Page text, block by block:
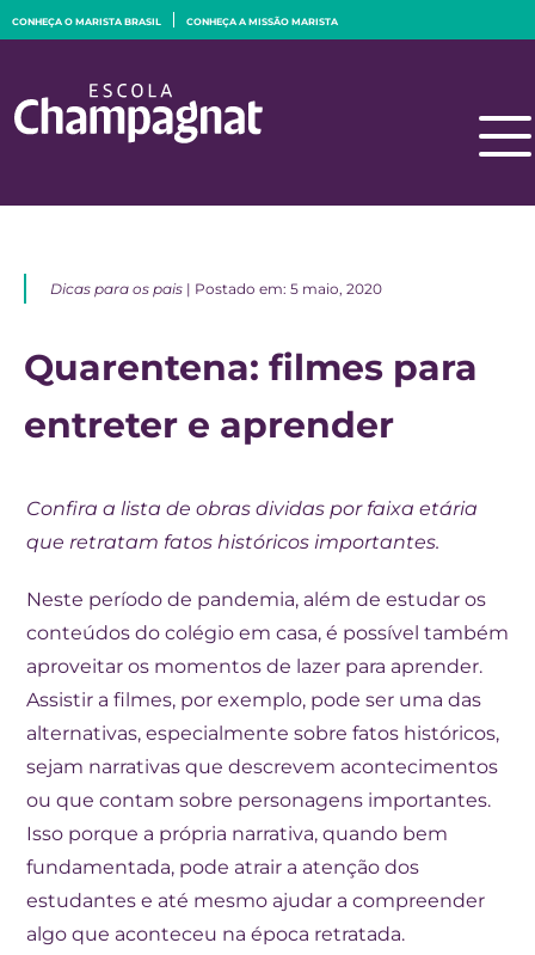
CONHEÇA O MARISTA BRASIL CONHEÇA A MISSÃO MARISTA
Dicas para os pais | Postado em: 5 maio, 2020
Quarentena: filmes para
entreter e aprender
Confira a lista de obras dividas por faixa etária
que retratam fatos históricos importantes.
Neste período de pandemia, além de estudar os
conteúdos do colégio em casa, é possível também
aproveitar os momentos de lazer para aprender.
Assistir a filmes, por exemplo, pode ser uma das
alternativas, especialmente sobre fatos históricos,
sejam narrativas que descrevem acontecimentos
ou que contam sobre personagens importantes.
Isso porque a própria narrativa, quando bem
fundamentada, pode atrair a atenção dos
estudantes e até mesmo ajudar a compreender
algo que aconteceu na época retratada.